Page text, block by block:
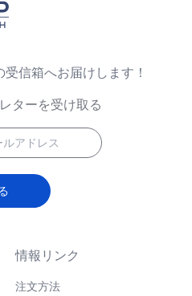
情報リンク
注文方法
信箱へお届けします！
ターを受け取る